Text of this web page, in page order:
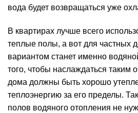
вода будет возвращаться уже
В квартирах лучше всего
теплые полы, а вот для частных
вариантом станет именно
того, чтобы наслаждаться таким
дома должны быть хорошо
теплоэнергию за его пределы.
полов водяного отопления не